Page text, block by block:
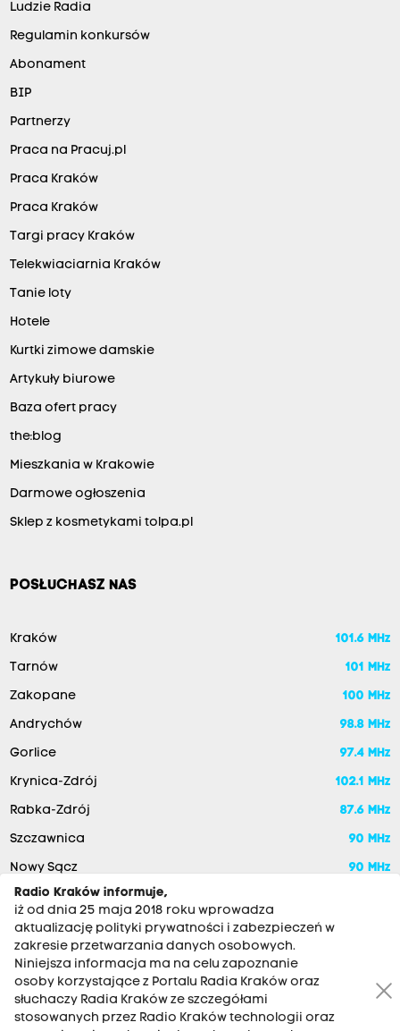
Ludzie Radia
Regulamin konkursów
Abonament
BIP
Partnerzy
Praca na Pracuj.pl
Praca Kraków
Praca Kraków
Targi pracy Kraków
Telekwiaciarnia Kraków
Tanie loty
Hotele
Kurtki zimowe damskie
Artykuły biurowe
Baza ofert pracy
the:blog
Mieszkania w Krakowie
Darmowe ogłoszenia
Sklep z kosmetykami tolpa.pl
POSŁUCHASZ NAS
Kraków 101.6 MHz
Tarnów 101 MHz
Zakopane 100 MHz
Andrychów 98.8 MHz
Gorlice 97.4 MHz
Krynica-Zdrój 102.1 MHz
Rabka-Zdrój 87.6 MHz
Szczawnica 90 MHz
Nowy Sącz 90 MHz
Radio Kraków informuje,
iż od dnia 25 maja 2018 roku wprowadza
aktualizację polityki prywatności i zabezpieczeń w
zakresie przetwarzania danych osobowych.
Niniejsza informacja ma na celu zapoznanie
osoby korzystające z Portalu Radia Kraków oraz
słuchaczy Radia Kraków ze szczegółami
stosowanych przez Radio Kraków technologii oraz